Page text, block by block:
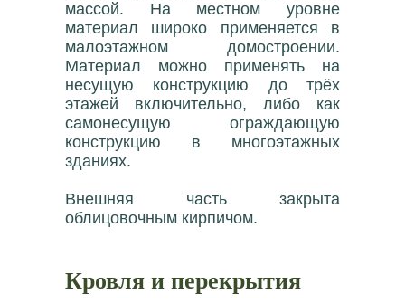
массой. На местном уровне
материал широко применяется в
малоэтажном домостроении.
Материал можно применять на
несущую конструкцию до трёх
этажей включительно, либо как
самонесущую ограждающую
конструкцию в многоэтажных
зданиях.
Внешняя часть закрыта
облицовочным кирпичом.
Кровля и перекрытия